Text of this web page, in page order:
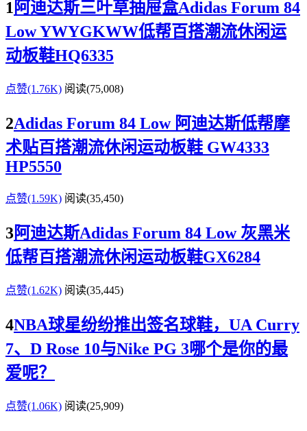
1 阿迪达斯三叶草抽屉盒Adidas Forum 84
Low YWYGKWW低帮百搭潮流休闲运
动板鞋HQ6335
点赞(1.76K) 阅读(75,008)
2Adidas Forum 84 Low 阿迪达斯低帮摩
术贴百搭潮流休闲运动板鞋 GW4333
HP5550
点赞(1.59K) 阅读(35,450)
3阿迪达斯Adidas Forum 84 Low 灰黑米
低帮百搭潮流休闲运动板鞋GX6284
点赞(1.62K) 阅读(35,445)
4NBA球星纷纷推出签名球鞋，UA Curry
7、D Rose 10与Nike PG 3哪个是你的最
爱呢？
点赞(1.06K) 阅读(25,909)